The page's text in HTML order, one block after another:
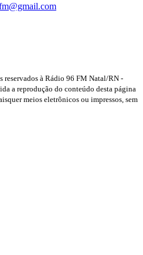
à Rádio 96 FM Natal/RN -
a reprodução do conteúdo desta página
meios eletrônicos ou impressos, sem